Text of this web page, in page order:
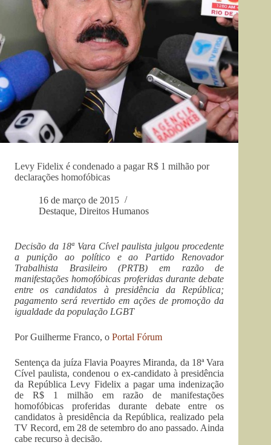
Levy Fidelix é condenado a pagar R$ 1 milhão por
declarações homofóbicas
16 de março de 2015
Destaque, Direitos Humanos
Decisão da 18ª Vara Cível paulista julgou procedente
a punição ao político e ao Partido Renovador
Trabalhista Brasileiro (PRTB) em razão de
manifestações homofóbicas proferidas durante debate
entre os candidatos à presidência da República;
pagamento será revertido em ações de promoção da
igualdade da população LGBT
Por Guilherme Franco, o Portal Fórum
Sentença da juíza Flavia Poayres Miranda, da 18ª Vara
Cível paulista, condenou o ex-candidato à presidência
da República Levy Fidelix a pagar uma indenização
de R$ 1 milhão em razão de manifestações
homofóbicas proferidas durante debate entre os
candidatos à presidência da República, realizado pela
TV Record, em 28 de setembro do ano passado. Ainda
cabe recurso à decisão.